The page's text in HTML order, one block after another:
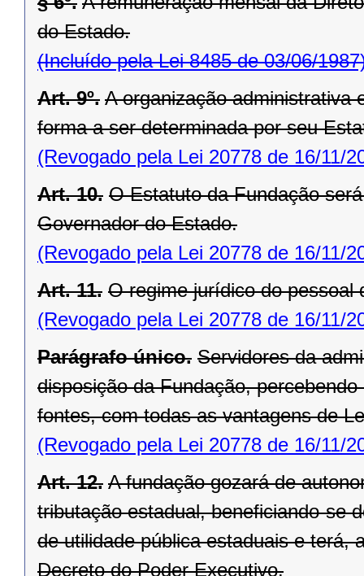
do Estado.
(Incluído pela Lei 8485 de 03/06/
Art. 9º. A organização administrativa
forma a ser determinada por seu
(Revogado pela Lei 20778 de 16/11/
Art. 10. O Estatuto da Fundação
Governador do Estado.
(Revogado pela Lei 20778 de 16/11/
Art. 11. O regime jurídico do pessoal
(Revogado pela Lei 20778 de 16/11/
Parágrafo único. Servidores da
disposição da Fundação,
fontes, com todas as vantagens de
(Revogado pela Lei 20778 de 16/11/
Art. 12. A fundação gozará de
tributação estadual, beneficiando-se
de utilidade pública estaduais e terá,
Decreto do Poder Executivo.